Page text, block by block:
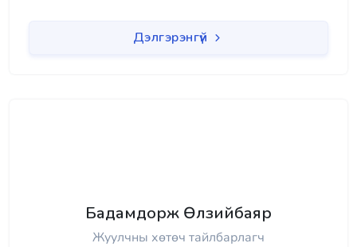
Дэлгэрэнгүй
Бадамдорж Өлзийбаяр
Жуулчны хөтөч тайлбарлагч